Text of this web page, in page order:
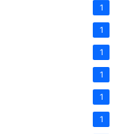
1
1
1
1
1
1